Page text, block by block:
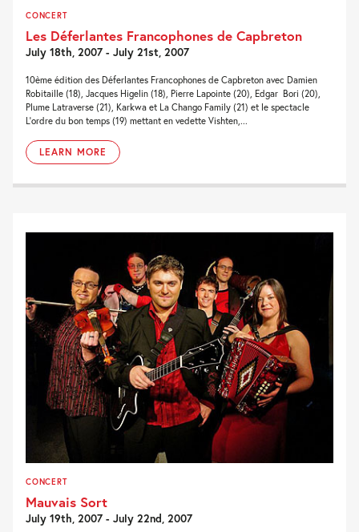
CONCERT
Les Déferlantes Francophones de Capbreton
July 18th, 2007 - July 21st, 2007
10ème édition des Déferlantes Francophones de Capbreton avec Damien
Robitaille (18), Jacques Higelin (18), Pierre Lapointe (20), Edgar Bori (20),
Plume Latraverse (21), Karkwa et La Chango Family (21) et le spectacle
L’ordre du bon temps (19) mettant en vedette Vishten,...
LEARN MORE
CONCERT
Mauvais Sort
July 19th, 2007 - July 22nd, 2007